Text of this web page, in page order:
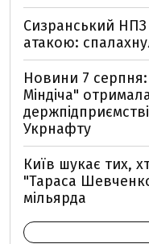
Сизранський
атакою:
Новини 7 серпня:
Міндіча"
Укрнафту
Київ шукає тих,
"Тараса
мільярда